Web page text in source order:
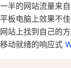
一半的网站流量来
平板电脑上效果不
网站上找到自己的方
移动就绪的响应式